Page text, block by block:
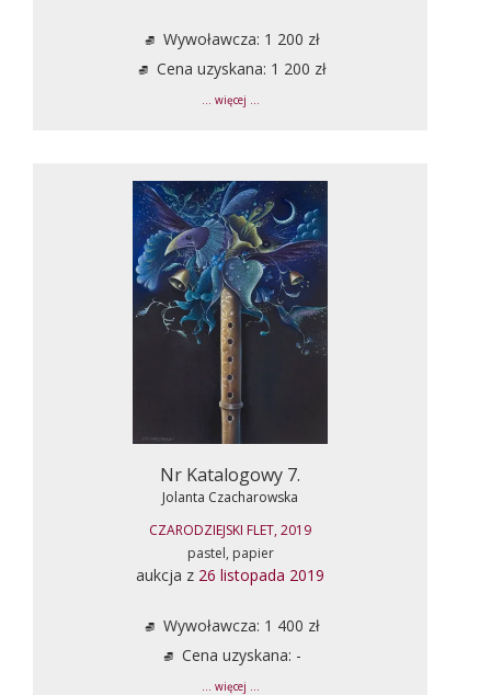
Wywoławcza: 1 200 zł
Cena uzyskana: 1 200 zł
... więcej ...
Nr Katalogowy 7.
Jolanta Czacharowska
CZARODZIEJSKI FLET, 2019
pastel, papier
aukcja z 26 listopada 2019
Wywoławcza: 1 400 zł
Cena uzyskana: -
... więcej ...